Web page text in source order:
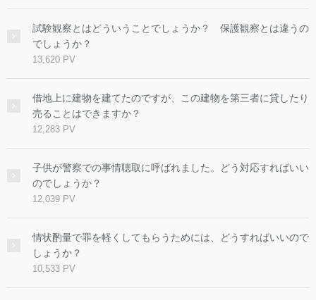
試験観察とはどういうことでしょうか？ 保護観察とは違うの
でしょうか？
13,620 PV
借地上に建物を建てたのですが、この建物を第三者に貸したり
売ることはできますか？
12,283 PV
子供が警察での事情聴取に呼ばれました。どう対応すればいい
のでしょうか？
12,039 PV
情状酌量で罪を軽くしてもらうためには、どうすればいいので
しょうか？
10,533 PV